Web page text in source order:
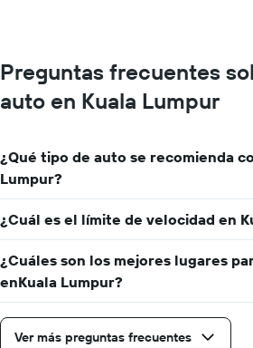
Preguntas frecuentes
auto en Kuala Lumpur
¿Qué tipo de auto se recomienda
Lumpur?
¿Cuál es el límite de velocidad en
¿Cuáles son los mejores lugares
enKuala Lumpur?
Ver más preguntas frecuentes